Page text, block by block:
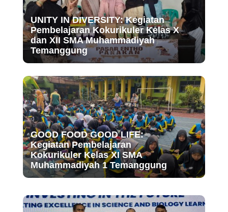
UNITY IN DIVERSITY: Kegiatan
Pembelajaran Kokurikuler Kelas X
dan XII SMA Muhammadiyah
Temanggung
GOOD FOOD GOOD LIFE:
Kegiatan Pembelajaran
Kokurikuler Kelas XI SMA
Muhammadiyah 1 Temanggung